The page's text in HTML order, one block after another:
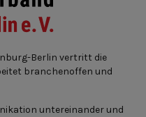
Berlin vertritt die
branchenoffen und
untereinander und